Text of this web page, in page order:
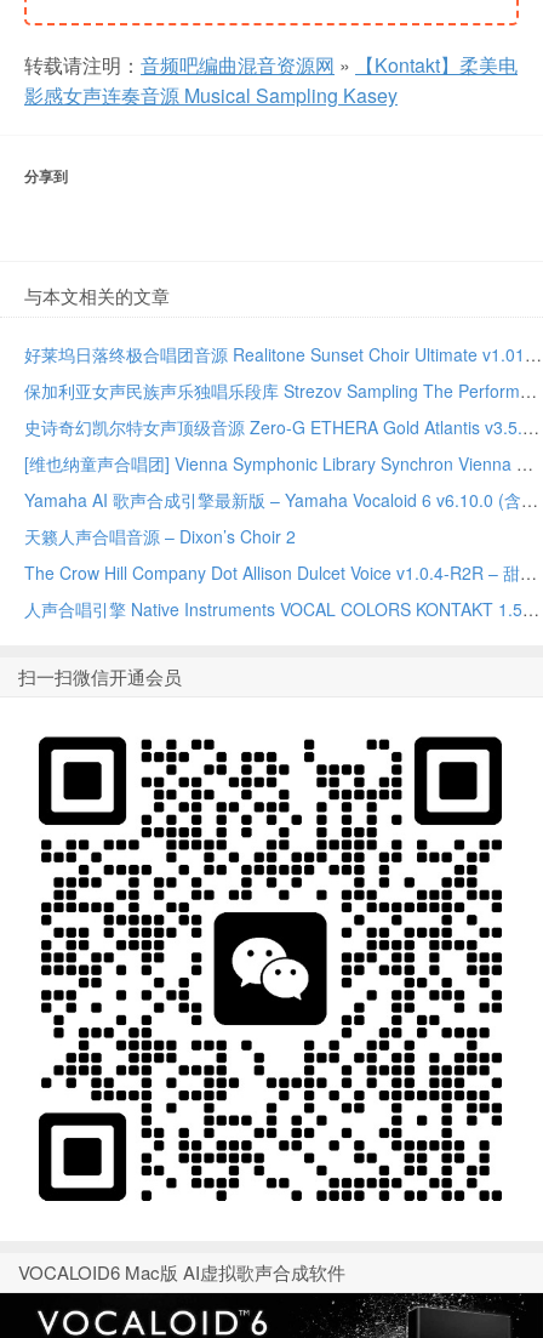
转载请注明： 音频吧编曲混音资源网 »
【Kontakt】柔美电
影感女声连奏音源 Musical Sampling Kasey
分享到
与本文相关的文章
好莱坞日落终极合唱团音源 Realitone Sunset Choir Ultimate v1.01 KONTAKT
保加利亚女声民族声乐独唱乐段库 Strezov Sampling The Performers – Anna KONTAKT
史诗奇幻凯尔特女声顶级音源 Zero-G ETHERA Gold Atlantis v3.5.2 KONTAKT
[维也纳童声合唱团] Vienna Symphonic Library Synchron Vienna Boys Choir Full (VSL Synchron Player)（5.75GB）
Yamaha AI 歌声合成引擎最新版 – Yamaha Vocaloid 6 v6.10.0 (含声库补丁) Windows版
天籁人声合唱音源 – Dixon’s Choir 2
The Crow Hill Company Dot Allison Dulcet Voice v1.0.4-R2R – 甜美电影感女声音源
人声合唱引擎 Native Instruments VOCAL COLORS KONTAKT 1.5.2
扫一扫微信开通会员
VOCALOID6 Mac版 AI虚拟歌声合成软件